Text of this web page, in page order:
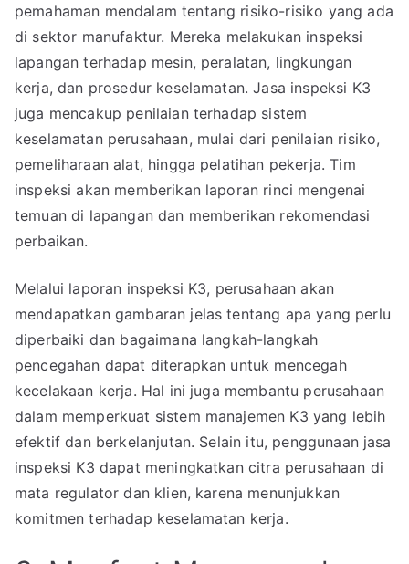
pemahaman mendalam tentang risiko-risiko yang ada
di sektor manufaktur. Mereka melakukan inspeksi
lapangan terhadap mesin, peralatan, lingkungan
kerja, dan prosedur keselamatan. Jasa inspeksi K3
juga mencakup penilaian terhadap sistem
keselamatan perusahaan, mulai dari penilaian risiko,
pemeliharaan alat, hingga pelatihan pekerja. Tim
inspeksi akan memberikan laporan rinci mengenai
temuan di lapangan dan memberikan rekomendasi
perbaikan.
Melalui laporan inspeksi K3, perusahaan akan
mendapatkan gambaran jelas tentang apa yang perlu
diperbaiki dan bagaimana langkah-langkah
pencegahan dapat diterapkan untuk mencegah
kecelakaan kerja. Hal ini juga membantu perusahaan
dalam memperkuat sistem manajemen K3 yang lebih
efektif dan berkelanjutan. Selain itu, penggunaan jasa
inspeksi K3 dapat meningkatkan citra perusahaan di
mata regulator dan klien, karena menunjukkan
komitmen terhadap keselamatan kerja.